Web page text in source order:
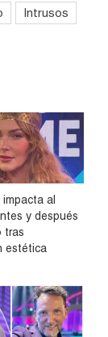
Intrusos
al
y después
tras
estética